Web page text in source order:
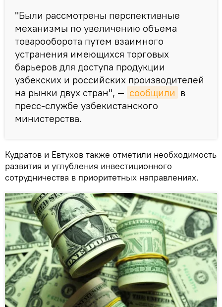
"Были рассмотрены перспективные
механизмы по увеличению объема
товарооборота путем взаимного
устранения имеющихся торговых
барьеров для доступа продукции
узбекских и российских производителей
на рынки двух стран", — сообщили в
пресс-службе узбекистанского
министерства.
Кудратов и Евтухов также отметили необходимость
развития и углубления инвестиционного
сотрудничества в приоритетных направлениях.